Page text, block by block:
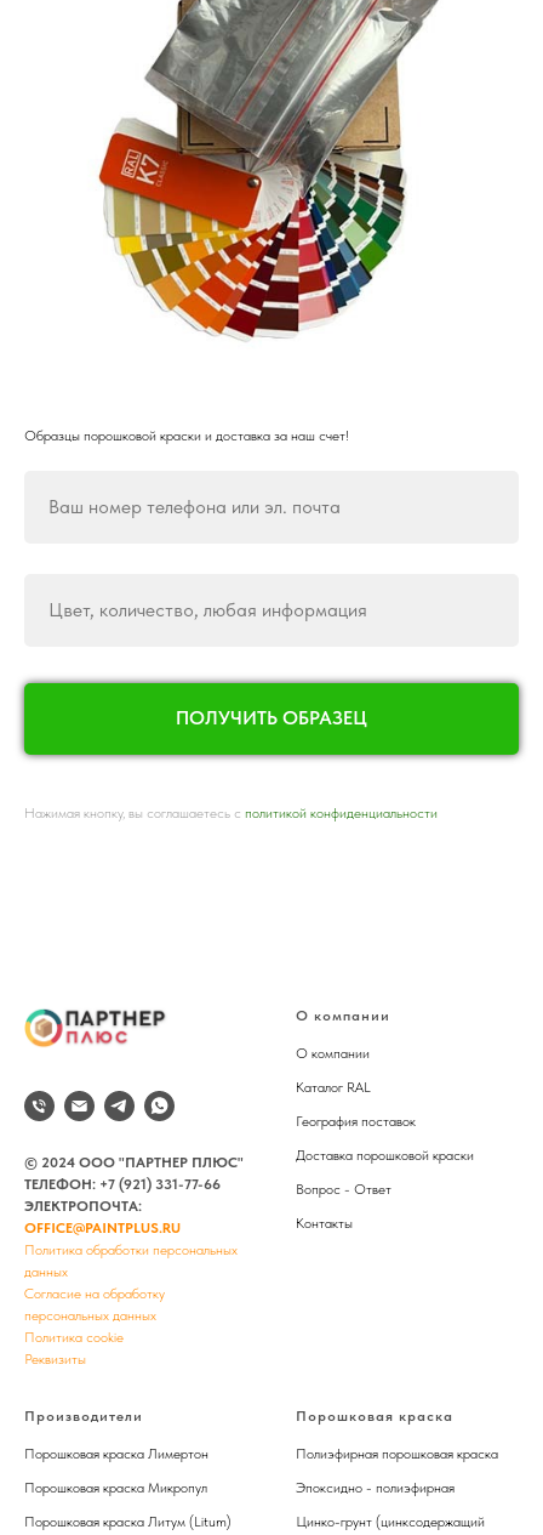
Образцы порошковой краски и доставка за наш счет!
Ваш номер телефона или эл. почта
Цвет, количество, любая информация
ПОЛУЧИТЬ ОБРАЗЕЦ
Нажимая кнопку, вы соглашаетесь с политикой конфиденциальности
© 2024 ООО "ПАРТНЕР ПЛЮС"
ТЕЛЕФОН: +7 (921) 331-77-66
ЭЛЕКТРОПОЧТА:
OFFICE@PAINTPLUS.RU
Политика обработки персональных
данных
Согласие на обработку
персональных данных
Политика cookie
Реквизиты
О компании
О компании
Каталог RAL
География поставок
Доставка порошковой краски
Вопрос - Ответ
Контакты
Производители
Порошковая краска Лимертон
Порошковая краска Микропул
Порошковая краска Литум (Litum)
Порошковая краска
Полиэфирная порошковая краска
Эпоксидно - полиэфирная
Цинко-грунт (цинксодержащий